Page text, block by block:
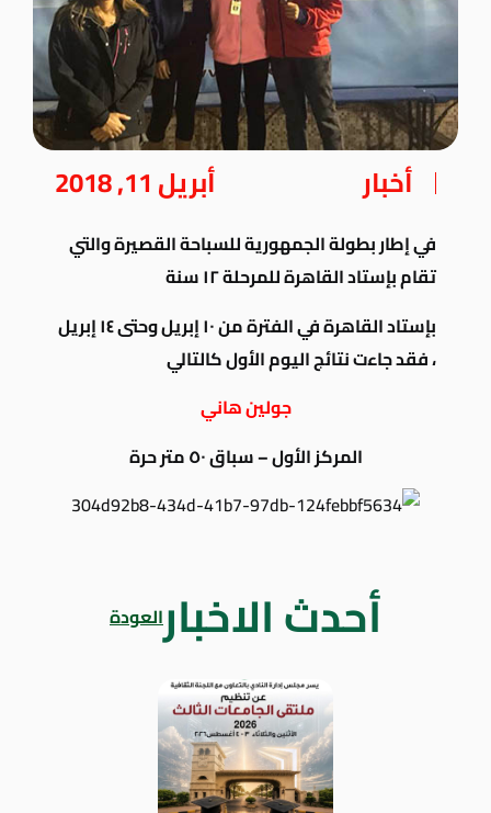
أخبار أبريل 11, 2018
في إطار بطولة الجمهورية للسباحة القصيرة والتي
تقام بإستاد القاهرة للمرحلة ١٢ سنة
بإستاد القاهرة في الفترة من ١٠ إبريل وحتى ١٤ إبريل
، فقد جاءت نتائج اليوم الأول كالتالي
جولين هاني
المركز الأول – سباق ٥٠ متر حرة
أحدث الاخبارالعودة